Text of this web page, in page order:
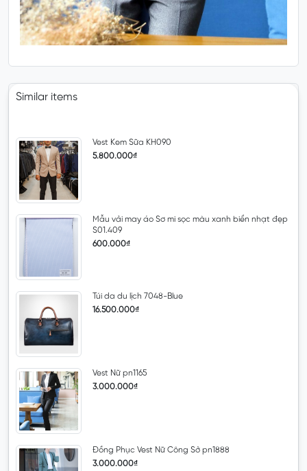
Similar items
Vest Kem Sữa KH090
5.800.000₫
Mẫu vải may áo Sơ mi sọc màu xanh biển nhạt đẹp
S01.409
600.000₫
Túi da du lịch 7048-Blue
16.500.000₫
Vest Nữ pn1165
3.000.000₫
Đồng Phục Vest Nữ Công Sở pn1888
3.000.000₫